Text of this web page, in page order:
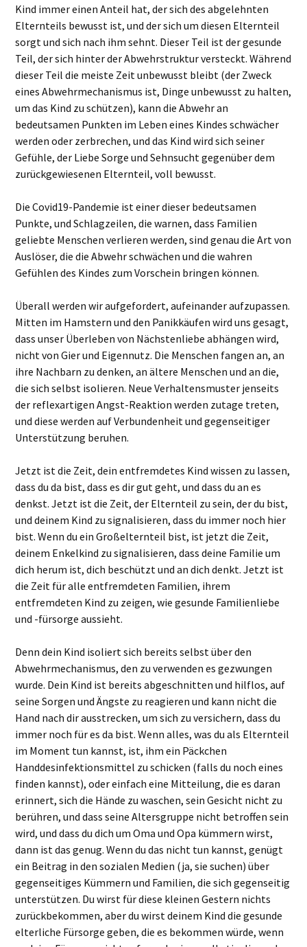
Kind immer einen Anteil hat, der sich des abgelehnten
Elternteils bewusst ist, und der sich um diesen Elternteil
sorgt und sich nach ihm sehnt. Dieser Teil ist der gesunde
Teil, der sich hinter der Abwehrstruktur versteckt. Während
dieser Teil die meiste Zeit unbewusst bleibt (der Zweck
eines Abwehrmechanismus ist, Dinge unbewusst zu halten,
um das Kind zu schützen), kann die Abwehr an
bedeutsamen Punkten im Leben eines Kindes schwächer
werden oder zerbrechen, und das Kind wird sich seiner
Gefühle, der Liebe Sorge und Sehnsucht gegenüber dem
zurückgewiesenen Elternteil, voll bewusst.
Die Covid19-Pandemie ist einer dieser bedeutsamen
Punkte, und Schlagzeilen, die warnen, dass Familien
geliebte Menschen verlieren werden, sind genau die Art von
Auslöser, die die Abwehr schwächen und die wahren
Gefühlen des Kindes zum Vorschein bringen können.
Überall werden wir aufgefordert, aufeinander aufzupassen.
Mitten im Hamstern und den Panikkäufen wird uns gesagt,
dass unser Überleben von Nächstenliebe abhängen wird,
nicht von Gier und Eigennutz. Die Menschen fangen an, an
ihre Nachbarn zu denken, an ältere Menschen und an die,
die sich selbst isolieren. Neue Verhaltensmuster jenseits
der reflexartigen Angst-Reaktion werden zutage treten,
und diese werden auf Verbundenheit und gegenseitiger
Unterstützung beruhen.
Jetzt ist die Zeit, dein entfremdetes Kind wissen zu lassen,
dass du da bist, dass es dir gut geht, und dass du an es
denkst. Jetzt ist die Zeit, der Elternteil zu sein, der du bist,
und deinem Kind zu signalisieren, dass du immer noch hier
bist. Wenn du ein Großelternteil bist, ist jetzt die Zeit,
deinem Enkelkind zu signalisieren, dass deine Familie um
dich herum ist, dich beschützt und an dich denkt. Jetzt ist
die Zeit für alle entfremdeten Familien, ihrem
entfremdeten Kind zu zeigen, wie gesunde Familienliebe
und -fürsorge aussieht.
Denn dein Kind isoliert sich bereits selbst über den
Abwehrmechanismus, den zu verwenden es gezwungen
wurde. Dein Kind ist bereits abgeschnitten und hilflos, auf
seine Sorgen und Ängste zu reagieren und kann nicht die
Hand nach dir ausstrecken, um sich zu versichern, dass du
immer noch für es da bist. Wenn alles, was du als Elternteil
im Moment tun kannst, ist, ihm ein Päckchen
Handdesinfektionsmittel zu schicken (falls du noch eines
finden kannst), oder einfach eine Mitteilung, die es daran
erinnert, sich die Hände zu waschen, sein Gesicht nicht zu
berühren, und dass seine Altersgruppe nicht betroffen sein
wird, und dass du dich um Oma und Opa kümmern wirst,
dann ist das genug. Wenn du das nicht tun kannst, genügt
ein Beitrag in den sozialen Medien (ja, sie suchen) über
gegenseitiges Kümmern und Familien, die sich gegenseitig
unterstützen. Du wirst für diese kleinen Gestern nichts
zurückbekommen, aber du wirst deinem Kind die gesunde
elterliche Fürsorge geben, die es bekommen würde, wenn